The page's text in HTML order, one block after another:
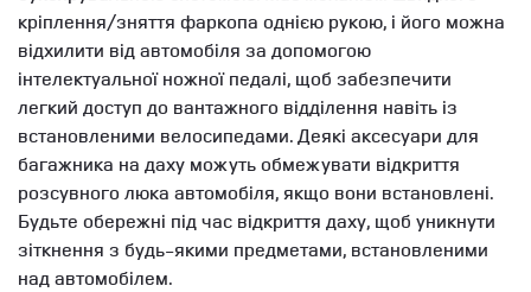
кріплення/зняття фаркопа однією рукою, і його можна
відхилити від автомобіля за допомогою
інтелектуальної ножної педалі, щоб забезпечити
легкий доступ до вантажного відділення навіть із
встановленими велосипедами. Деякі аксесуари для
багажника на даху можуть обмежувати відкриття
розсувного люка автомобіля, якщо вони встановлені.
Будьте обережні під час відкриття даху, щоб уникнути
зіткнення з будь-якими предметами, встановленими
над автомобілем.